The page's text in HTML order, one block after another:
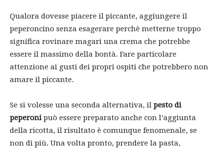
Qualora dovesse piacere il piccante, aggiungere il
peperoncino senza esagerare perchè metterne troppo
significa rovinare magari una crema che potrebbe
essere il massimo della bontà. Fare particolare
attenzione ai gusti dei propri ospiti che potrebbero non
amare il piccante.
Se si volesse una seconda alternativa, il pesto di
peperonipuò essere preparato anche con l’aggiunta
della ricotta, il risultato è comunque fenomenale, se
non di più. Una volta pronto, prendere la pasta,